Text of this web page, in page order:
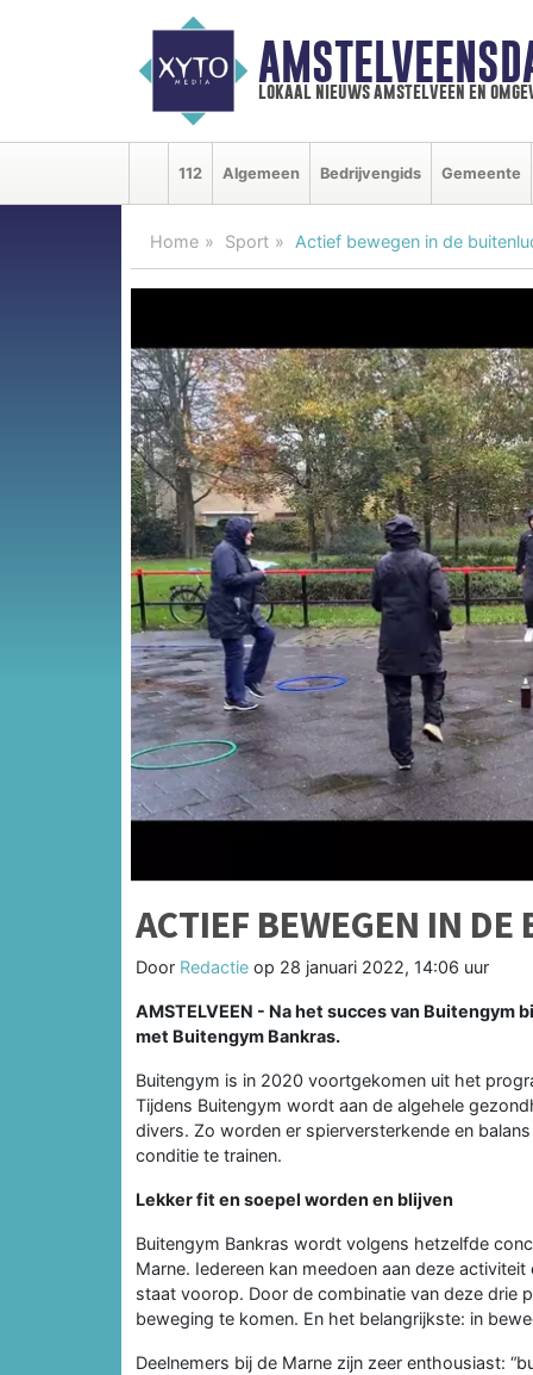
lokaal nieuws amstelveen en
112 Algemeen Bedrijvengids Gemeente
Home Sport Actief bewegen in de
ACTIEF BEWEGEN IN
Door Redactie op 28 januari 2022, 14:06 uur
AMSTELVEEN - Na het succes van
met Buitengym Bankras.
Buitengym is in 2020 voortgekomen uit het
Tijdens Buitengym wordt aan de algehele
divers. Zo worden er spierversterkende en
conditie te trainen.
Lekker fit en soepel worden en blijven
Buitengym Bankras wordt volgens hetzelfde
Marne. Iedereen kan meedoen aan deze
staat voorop. Door de combinatie van deze drie
beweging te komen. En het belangrijkste: in
Deelnemers bij de Marne zijn zeer enthousiast: